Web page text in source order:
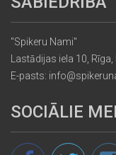
"Spikeru Nami"
Lastādijas iela 10, Rīga,
E-pasts:
SOCIĀLIE